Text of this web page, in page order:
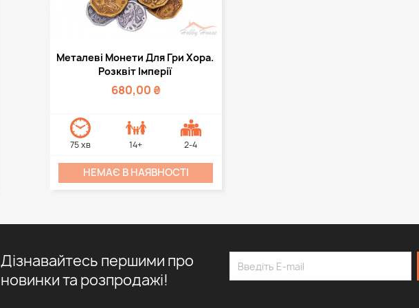
Швидкий перегляд
Металеві Монети Для Гри Хора.
Розквіт Імперії
680,00 ₴
75 хв 14+ 2-4
НЕМАЄ В НАЯВНОСТІ
Дізнавайтесь першими про
новинки та розпродажі!